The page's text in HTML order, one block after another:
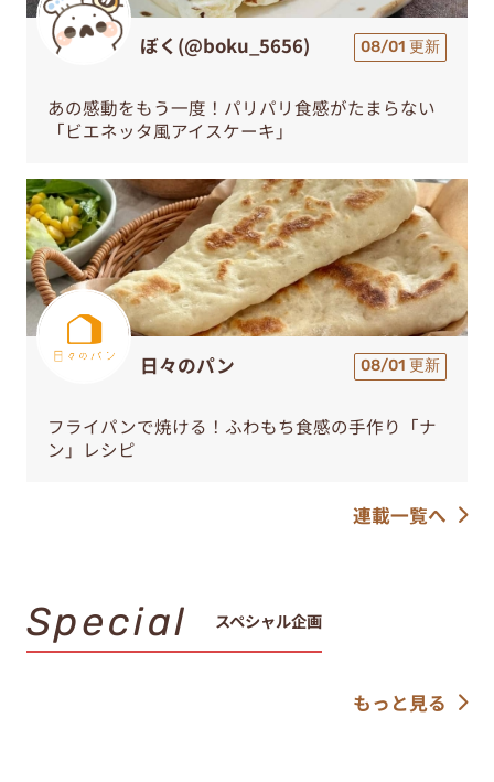
ぼく(@boku_5656) 08/01 更新
あの感動をもう一度！パリパリ食感がたまらない
「ビエネッタ風アイスケーキ」
日々のパン 08/01 更新
フライパンで焼ける！ふわもち食感の手作り「ナ
ン」レシピ
連載一覧へ
Special スペシャル企画
もっと見る